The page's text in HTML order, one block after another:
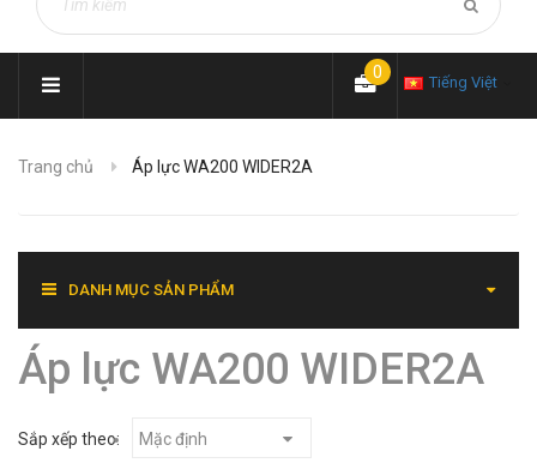
Tiếng Việt
0
Trang chủ Áp lực WA200 WIDER2A
DANH MỤC SẢN PHẨM
Áp lực WA200 WIDER2A
Sắp xếp theo: Mặc định